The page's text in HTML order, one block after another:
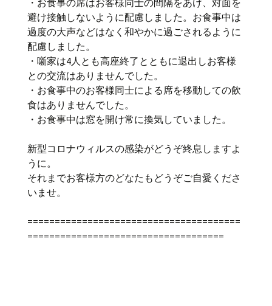
・お食事の席はお客様同士の間隔をあけ、対面を
避け接触しないように配慮しました。お食事中は
過度の大声などはなく和やかに過ごされるように
配慮しました。
・噺家は4人とも高座終了とともに退出しお客様
との交流はありませんでした。
・お食事中のお客様同士による席を移動しての飲
食はありませんでした。
・お食事中は窓を開け常に換気していました。
新型コロナウィルスの感染がどうぞ終息しますよ
うに。
それまでお客様方のどなたもどうぞご自愛くださ
いませ。
=======================================
====================================